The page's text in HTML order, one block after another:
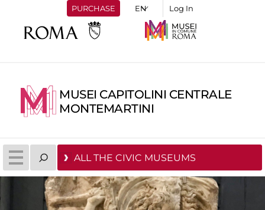
PURCHASE Log In
MUSEI CAPITOLINI CENTRALE
MONTEMARTINI
ALL THE CIVIC MUSEUMS